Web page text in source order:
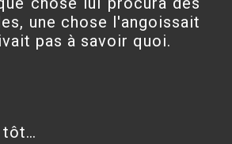
une chose l'angoissait
pas à savoir quoi.
tôt…